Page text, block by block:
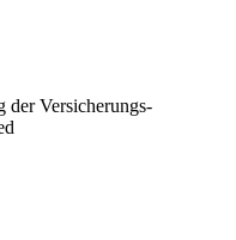
Versicherungs-